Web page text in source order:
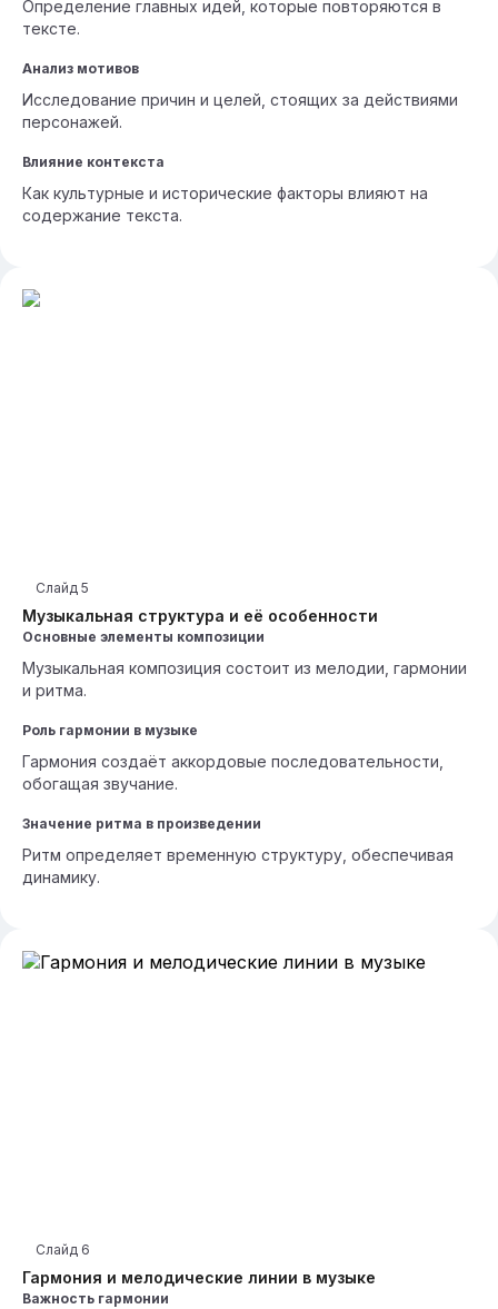
Определение главных идей, которые повторяются в
тексте.
Анализ мотивов
Исследование причин и целей, стоящих за действиями
персонажей.
Влияние контекста
Как культурные и исторические факторы влияют на
содержание текста.
Музыкальная структура и её особенности
Слайд 5
Основные элементы композиции
Музыкальная композиция состоит из мелодии, гармонии
и ритма.
Роль гармонии в музыке
Гармония создаёт аккордовые последовательности,
обогащая звучание.
Значение ритма в произведении
Ритм определяет временную структуру, обеспечивая
динамику.
Гармония и мелодические линии в музыке
Слайд 6
Важность гармонии